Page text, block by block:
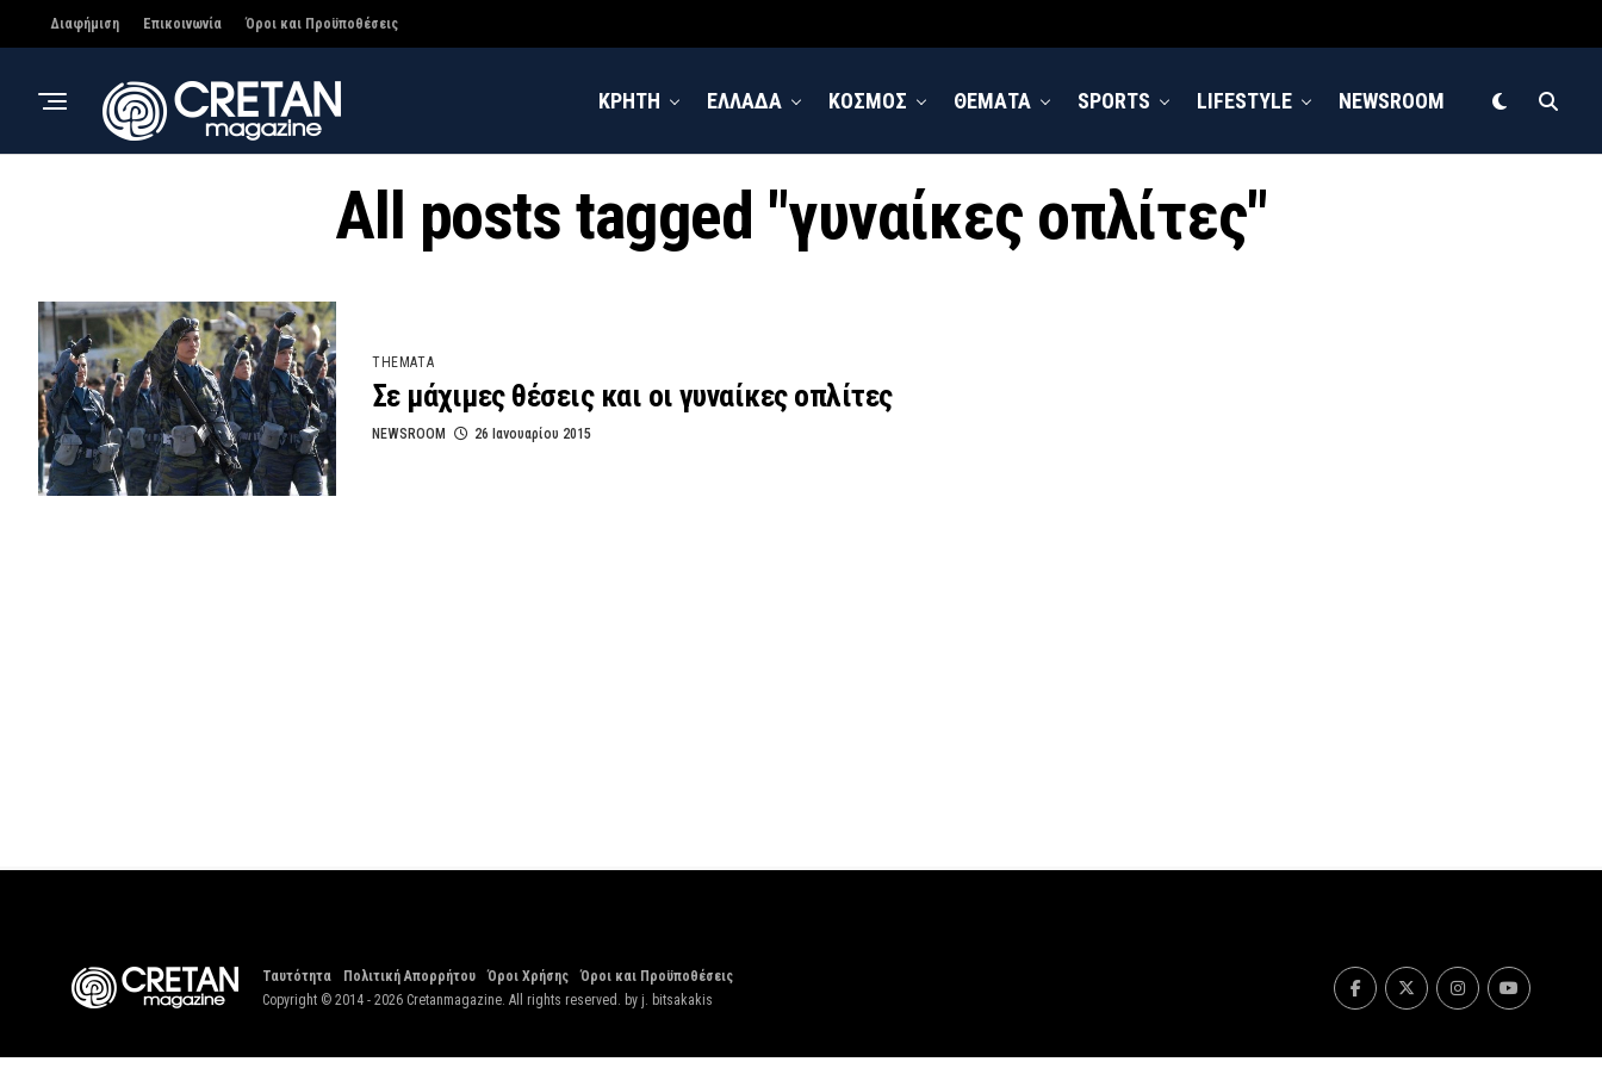
Διαφήμιση Επικοινωνία Όροι και Προϋποθέσεις
ΚΡΗΤΗ ΕΛΛΑΔΑ ΚΟΣΜΟΣ ΘΕΜΑΤΑ SPORTS LIFESTYLE NEWSROOM
All posts tagged "γυναίκες οπλίτες"
THEMATA
Σε μάχιμες θέσεις και οι γυναίκες οπλίτες
NEWSROOM 26 Ιανουαρίου 2015
Ταυτότητα Πολιτική Απορρήτου Όροι Χρήσης
Όροι και Προϋποθέσεις
Copyright © 2014 - 2026 Cretanmagazine. All rights reserved. by j. bitsakakis